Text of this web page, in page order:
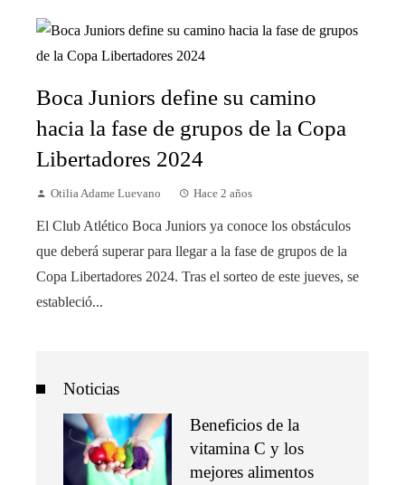
Boca Juniors define su camino
hacia la fase de grupos de la Copa
Libertadores 2024
Otilia Adame Luevano Hace 2 años
El Club Atlético Boca Juniors ya conoce los obstáculos
que deberá superar para llegar a la fase de grupos de la
Copa Libertadores 2024. Tras el sorteo de este jueves, se
estableció...
Noticias
Beneficios de la
vitamina C y los
mejores alimentos